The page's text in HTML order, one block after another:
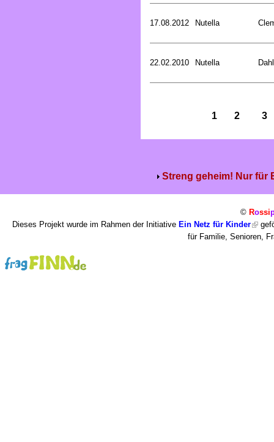
17.08.2012 Nutella
22.02.2010 Nutella
1 2 3
Streng geheim! Nur für
© Rossi
Dieses Projekt wurde im Rahmen der Initiative Ein Netz für Kinder
für Familie, Senioren,